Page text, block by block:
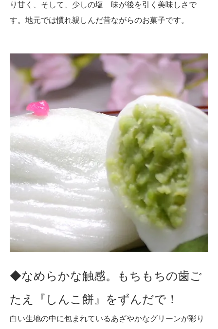
り甘く、そして、少しの塩 味が後を引く美味しさで
す。地元では慣れ親しんだ昔ながらのお菓子です。
◆なめらかな触感。もちもちの歯ご
たえ『しんこ餅』をずんだで！
白い生地の中に包まれているあざやかなグリーンが彩り